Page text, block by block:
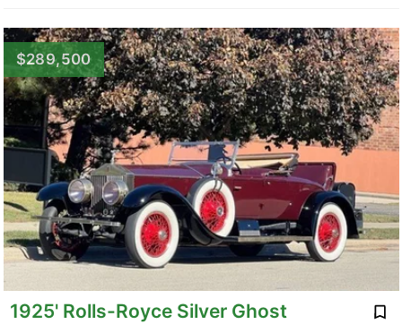
$289,500
1925' Rolls-Royce Silver Ghost